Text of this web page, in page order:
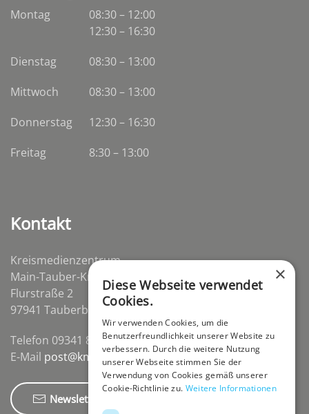
Montag
08:30 – 12:00
12:30 – 16:30
Dienstag
08:30– 13:00
Mittwoch
08:30– 13:00
Donnerstag
12:30 – 16:30
Freitag
8:30 – 13:00
Kontakt
Kreismedienzentrum
Main-Tauber-Kreis
Flurstraße 2
97941 Tauberbischofsheim-Distelhausen
Telefon 09341 84670
E-Mail post@kmz-tbb.de
Newsletter
×
Diese Webseite verwendet
Cookies.
Wir verwenden Cookies, um die
Benutzerfreundlichkeit unserer Website zu
verbessern. Durch die weitere Nutzung
unserer Webseite stimmen Sie der
Verwendung von Cookies gemäß unserer
Cookie-Richtlinie zu. Weitere Informationen